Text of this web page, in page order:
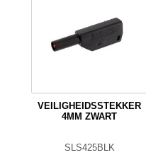
VEILIGHEIDSSTEKKER
4MM ZWART
SLS425BLK